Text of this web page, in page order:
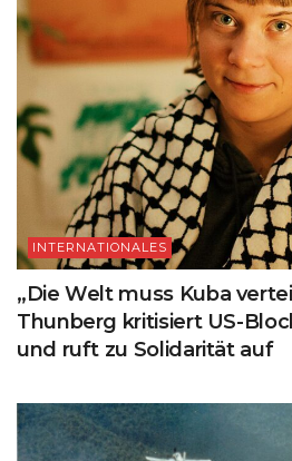
INTERNATIONALES
„Die Welt muss Kuba
Thunberg kritisiert US-
und ruft zu Solidarität auf